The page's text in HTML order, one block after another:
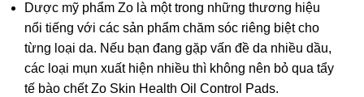
trên
trang
sản
phẩm
Dược mỹ phẩm Zo là một trong những thương hiệu
nổi tiếng với các sản phẩm chăm sóc riêng biệt cho
từng loại da. Nếu bạn đang gặp vấn đề da nhiều dầu,
các loại mụn xuất hiện nhiều thì không nên bỏ qua tẩy
tế bào chết Zo Skin Health Oil Control Pads.